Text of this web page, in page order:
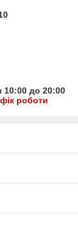
10:00 до 20:00
роботи